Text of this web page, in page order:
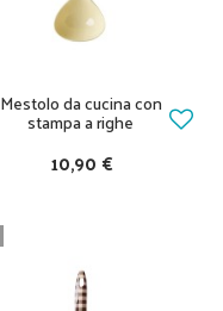
Mestolo da cucina con
stampa a righe
10,90 €